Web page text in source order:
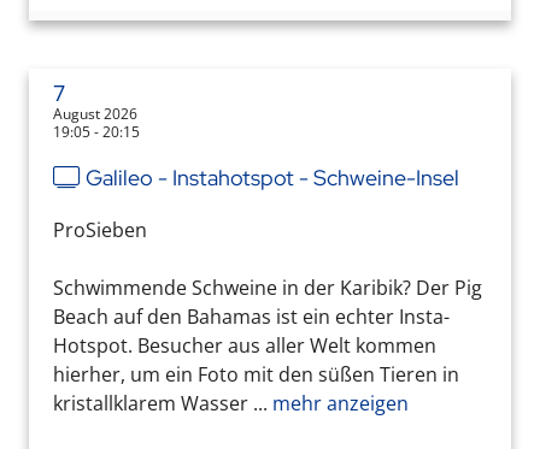
7
August 2026
19:05 - 20:15
Galileo - Instahotspot - Schweine-Insel
ProSieben
Schwimmende Schweine in der Karibik? Der Pig
Beach auf den Bahamas ist ein echter Insta-
Hotspot. Besucher aus aller Welt kommen
hierher, um ein Foto mit den süßen Tieren in
kristallklarem Wasser ... mehr anzeigen